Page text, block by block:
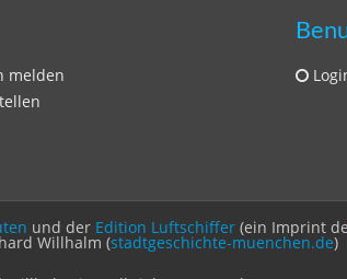
melden
und der Edition Luftschiffer (ein Imprint
Willhalm (stadtgeschichte-muenchen.de)